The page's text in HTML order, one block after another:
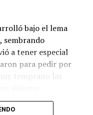
bajo el lema
sembrando
a tener especial
para pedir por
temprano las
de Moreno al